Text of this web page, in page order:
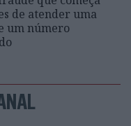
de atender uma
um número